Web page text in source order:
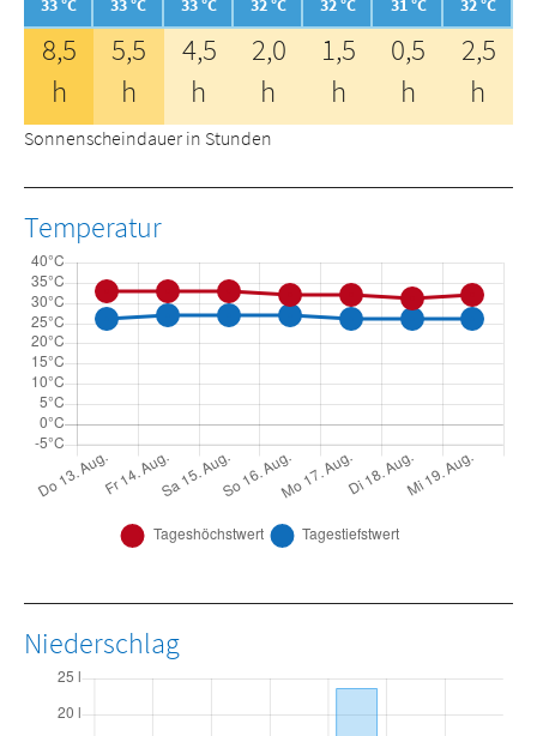
33 °C 33 °C 33 °C 32 °C 32 °C 31 °C 32 °C
8,5
h
5,5
h
4,5
h
2,0
h
1,5
h
0,5
h
2,5
h
Sonnenscheindauer in Stunden
Temperatur
Niederschlag